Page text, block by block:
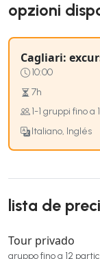
opzioni
Cagliari:
10:00
7h
1-1 gruppi fino
Italiano, Inglés
lista de
Tour privado
gruppo fino a 12